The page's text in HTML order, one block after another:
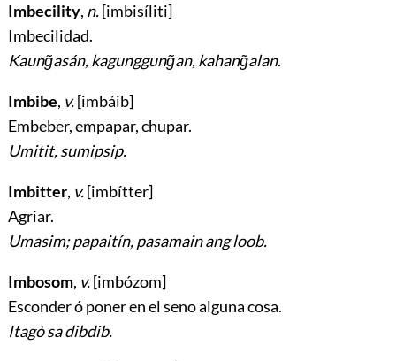
Imbecility, n.[imbisíliti]
Imbecilidad.
Kaung̃asán, kagunggung̃an, kahang̃alan.
Imbibe, v.[imbáib]
Embeber, empapar, chupar.
Umitit, sumipsip.
Imbitter, v.[imbítter]
Agriar.
Umasim; papaitín, pasamain ang loob.
Imbosom, v.[imbózom]
Esconder ó poner en el seno alguna cosa.
Itagò sa dibdib.